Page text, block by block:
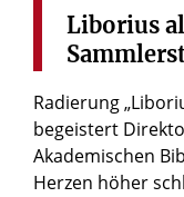
Liborius
Radierung
begeistert
Akademischen
Herzen höher